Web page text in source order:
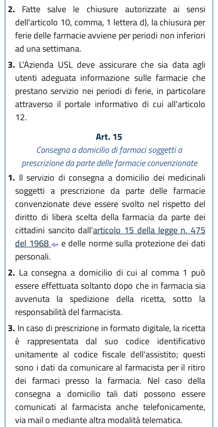
2. Fatte salve le chiusure autorizzate ai sensi
dell'articolo 10, comma, 1 lettera d), la chiusura per
ferie delle farmacie avviene per periodi non inferiori
ad una settimana.
3. L'Azienda USL deve assicurare che sia data agli
utenti adeguata informazione sulle farmacie che
prestano servizio nei periodi di ferie, in particolare
attraverso il portale informativo di cui all'articolo
12.
Art. 15
Consegna a domicilio di farmaci soggetti a
prescrizione da parte delle farmacie convenzionate
1. Il servizio di consegna a domicilio dei medicinali
soggetti a prescrizione da parte delle farmacie
convenzionate deve essere svolto nel rispetto del
diritto di libera scelta della farmacia da parte dei
cittadini sancito dall'articolo 15 della legge n. 475
del 1968
e delle norme sulla protezione dei dati
personali.
2. La consegna a domicilio di cui al comma 1 può
essere effettuata soltanto dopo che in farmacia sia
avvenuta la spedizione della ricetta, sotto la
responsabilità del farmacista.
3. In caso di prescrizione in formato digitale, la ricetta
è rappresentata dal suo codice identificativo
unitamente al codice fiscale dell'assistito; questi
sono i dati da comunicare al farmacista per il ritiro
dei farmaci presso la farmacia. Nel caso della
consegna a domicilio tali dati possono essere
comunicati al farmacista anche telefonicamente,
via mail o mediante altra modalità telematica.